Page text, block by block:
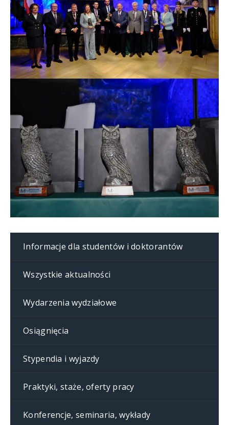
Informacje dla studentów i doktorantów
Wszystkie aktualności
Wydarzenia wydziałowe
Osiągnięcia
Stypendia i wyjazdy
Praktyki, staże, oferty pracy
Konferencje, seminaria, wykłady